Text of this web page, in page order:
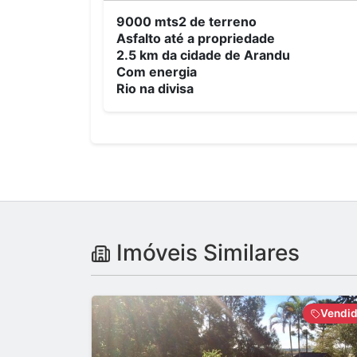
9000 mts2 de terreno
Asfalto até a propriedade
2.5 km da cidade de Arandu
Com energia
Rio na divisa
Imóveis Similares